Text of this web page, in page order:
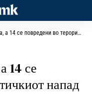
во терористичкиот напад во Анкара
14 се
напад